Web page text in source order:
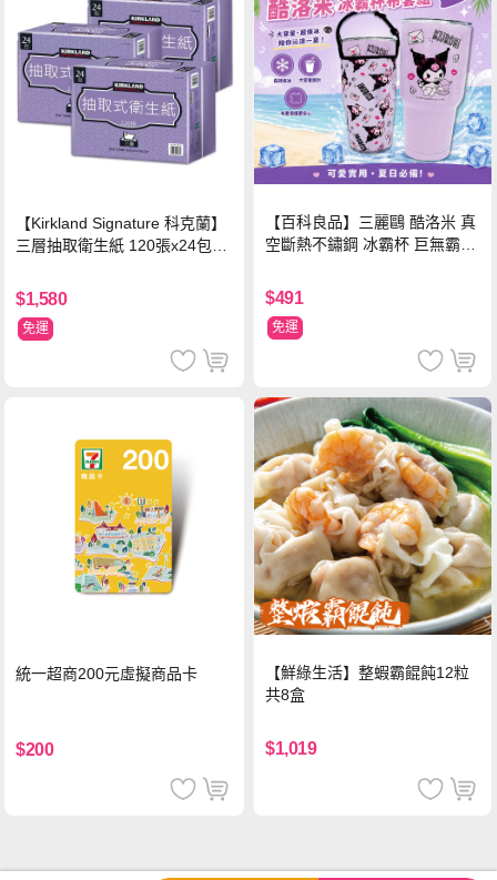
【Kirkland Signature 科克蘭】
三層抽取衛生紙 120張x24包x3
$1,580
免運
【百科良品】三麗鷗 酷洛米 真
空斷熱不鏽鋼 冰霸杯 巨無霸鋼
ml-信封款(贈手提杯套)
$491
免運
統一超商200元虛擬商品卡
$200
【鮮綠生活】整蝦霸餛飩12粒
共8盒
$1,019